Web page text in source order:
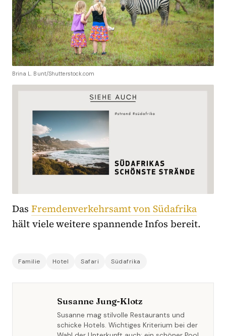
Brina L. Bunt/Shutterstock.com
Das Fremdenverkehrsamt von Südafrika
hält viele weitere spannende Infos bereit.
Familie Hotel Safari Südafrika
Susanne Jung-Klotz
Susanne mag stilvolle Restaurants und
schicke Hotels. Wichtiges Kriterium bei der